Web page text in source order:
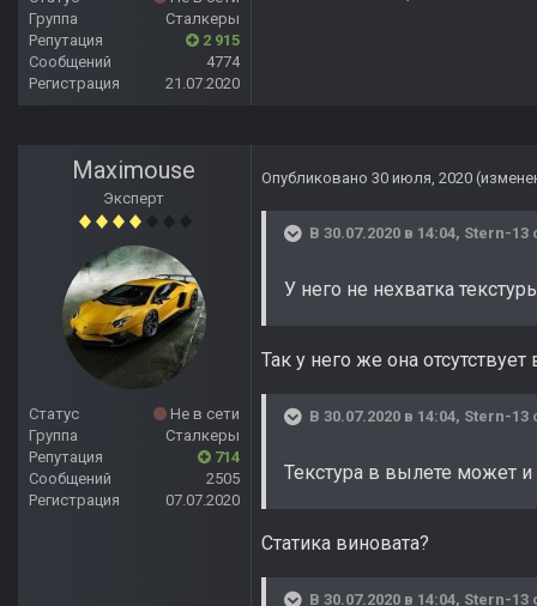
Группа
Сталкеры
Репутация
2 915
Сообщений
4774
Регистрация
21.07.2020
Maximouse
Эксперт
Статус
Не в сети
Группа
Сталкеры
Репутация
714
Сообщений
2505
Регистрация
07.07.2020
Опубликовано 30 июля, 2020
В 30.07.2020 в 14:04, Stern-13
У него не нехватка
Так у него же она
В 30.07.2020 в 14:04, Stern-13
Текстура в вылете может и
Статика виновата?
В 30.07.2020 в 14:04, Stern-13